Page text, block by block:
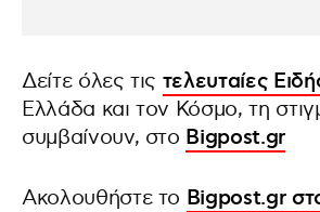
Δείτε όλες τις τελευταίες
Ελλάδα και τον Κόσμο, τη
συμβαίνουν, στο Bigpost.gr
Ακολουθήστε το Bigpost.gr